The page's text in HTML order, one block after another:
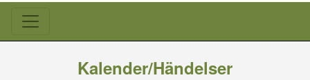
Kalender/Händelser